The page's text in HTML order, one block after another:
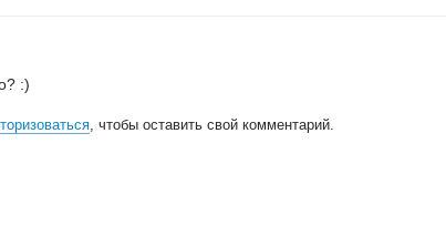
:)
, чтобы оставить свой комментарий.